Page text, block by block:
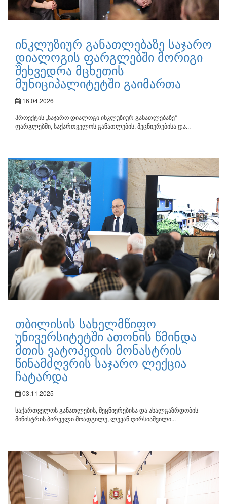
ინკლუზიურ განათლებაზე საჯარო
დიალოგის ფარგლებში მორიგი
შეხვედრა მცხეთის
მუნიციპალიტეტში გაიმართა
16.04.2026
პროექტის „საჯარო დიალოგი ინკლუზიურ განათლებაზე“
ფარგლებში, საქართველოს განათლების, მეცნიერებისა და...
თბილისის სახელმწიფო
უნივერსიტეტში ათონის წმინდა
მთის ვატოპედის მონასტრის
წინამძღვრის საჯარო ლექცია
ჩატარდა
03.11.2025
საქართველოს განათლების, მეცნიერებისა და ახალგაზრდობის
მინისტრის პირველი მოადგილე, ლევან ღირსიაშვილი...